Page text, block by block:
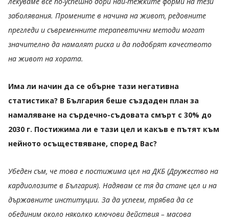
заболявания. Промените в начина на живот, редовните
прегледи и съвременните терапевтични методи могат
значително да намалят риска и да подобрят качеството
на живот на хората.
Има ли начин да се обърне тази негативна
статистика? В България беше създаден план за
намаляване на сърдечно-съдовата смърт с 30% до
2030 г. Постижима ли е тази цел и какъв е пътят към
нейното осъществяване, според Вас?
Убеден съм, че това е постижима цел на ДКБ (Дружество на
кардиолозите в България). Надявам се тя да стане цел и на
държавните институции. За да успеем, трябва да се
обединим около няколко ключови действия – масова